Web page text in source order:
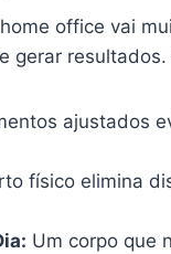
office vai
gerar
ajustados
físico elimina
Um corpo que